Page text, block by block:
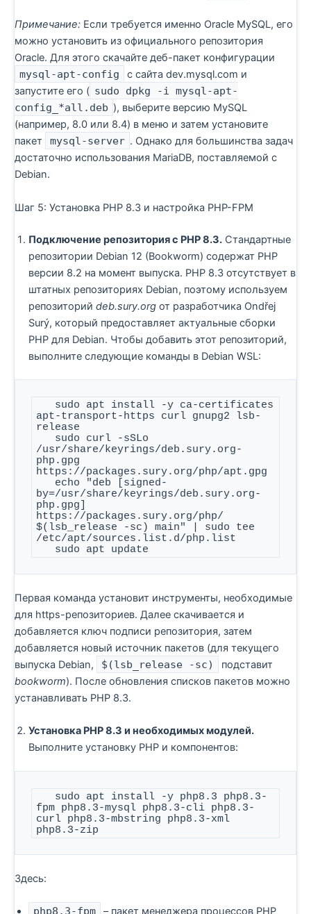
Примечание: Если требуется именно Oracle MySQL, его
можно установить из официального репозитория
Oracle. Для этого скачайте деб-пакет конфигурации
mysql-apt-config
с сайта dev.mysql.com и
запустите его ( sudo dpkg -i mysql-apt-
config_*all.deb ), выберите версию MySQL
(например, 8.0 или 8.4) в меню и затем установите
пакет
mysql-server . Однако для большинства задач
достаточно использования MariaDB, поставляемой с
Debian.
Шаг 5: Установка PHP 8.3 и настройка PHP-FPM
Подключение репозитория с PHP 8.3. Стандартные
репозитории Debian 12 (Bookworm) содержат PHP
версии 8.2 на момент выпуска. PHP 8.3 отсутствует в
штатных репозиториях Debian, поэтому используем
репозиторий deb.sury.org от разработчика Ondřej
Surý, который предоставляет актуальные сборки
PHP для Debian. Чтобы добавить этот репозиторий,
выполните следующие команды в Debian WSL:
apt-transport-https curl gnupg2 lsb-
release
/usr/share/keyrings/deb.sury.org-
php.gpg
https://packages.sury.org/php/apt.gpg
by=/usr/share/keyrings/deb.sury.org-
php.gpg]
https://packages.sury.org/php/
$(lsb_release -sc) main" | sudo tee
/etc/apt/sources.list.d/php.list
   sudo apt update
Первая команда установит инструменты, необходимые
для https-репозиториев. Далее скачивается и
добавляется ключ подписи репозитория, затем
добавляется новый источник пакетов (для текущего
выпуска Debian,
$(lsb_release -sc)
подставит
bookworm). После обновления списков пакетов можно
устанавливать PHP 8.3.
Установка PHP 8.3 и необходимых модулей.
Выполните установку PHP и компонентов:
fpm php8.3-mysql php8.3-cli php8.3-
curl php8.3-mbstring php8.3-xml
php8.3-zip
Здесь:
php8.3-fpm
– пакет менеджера процессов PHP